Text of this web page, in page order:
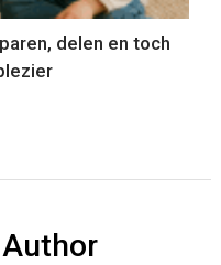
delen en toch